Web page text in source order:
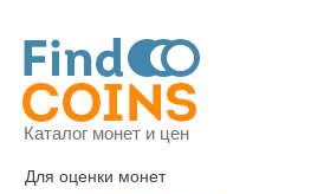
Каталог монет и цен
Для оценки монет